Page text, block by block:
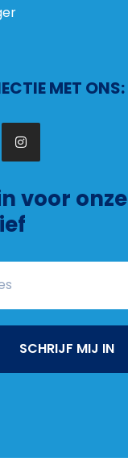
MET ONS:
voor onze
SCHRIJF MIJ IN